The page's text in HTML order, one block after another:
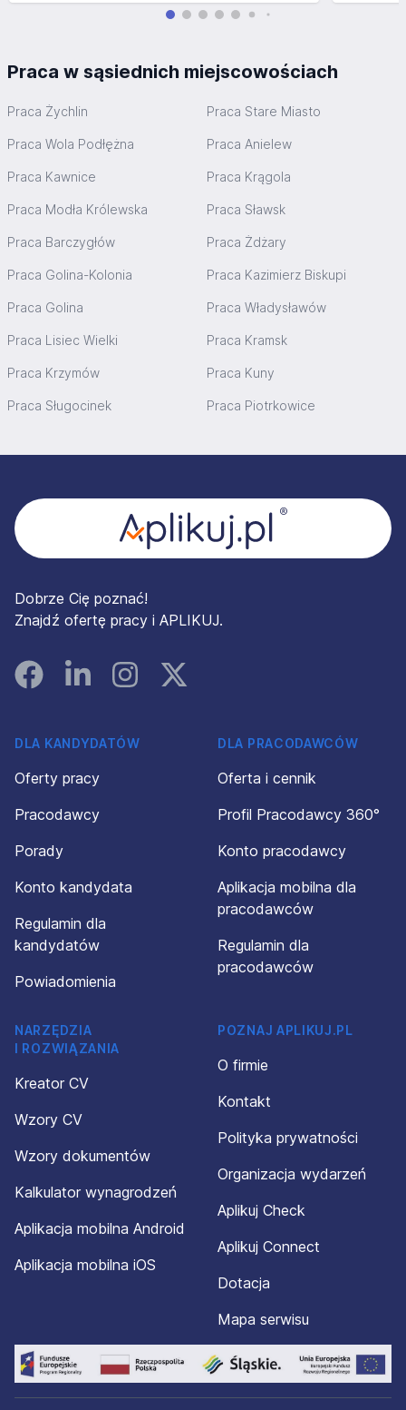
Praca w sąsiednich miejscowościach
Praca Żychlin Praca Stare Miasto
Praca Wola Podłężna Praca Anielew
Praca Kawnice Praca Krągola
Praca Modła Królewska Praca Sławsk
Praca Barczygłów Praca Żdżary
Praca Golina-Kolonia Praca Kazimierz Biskupi
Praca Golina Praca Władysławów
Praca Lisiec Wielki Praca Kramsk
Praca Krzymów Praca Kuny
Praca Sługocinek Praca Piotrkowice
Dobrze Cię poznać!
Znajdź ofertę pracy i APLIKUJ.
FacebookLinked InInstagramInstagram
DLA KANDYDATÓW
Oferty pracy
Pracodawcy
Porady
Konto kandydata
Regulamin dla
kandydatów
Powiadomienia
DLA PRACODAWCÓW
Oferta i cennik
Profil Pracodawcy 360°
Konto pracodawcy
Aplikacja mobilna dla
pracodawców
Regulamin dla
pracodawców
NARZĘDZIA
I ROZWIĄZANIA
Kreator CV
Wzory CV
Wzory dokumentów
Kalkulator wynagrodzeń
Aplikacja mobilna Android
Aplikacja mobilna iOS
POZNAJ APLIKUJ.PL
O firmie
Kontakt
Polityka prywatności
Organizacja wydarzeń
Aplikuj Check
Aplikuj Connect
Dotacja
Mapa serwisu